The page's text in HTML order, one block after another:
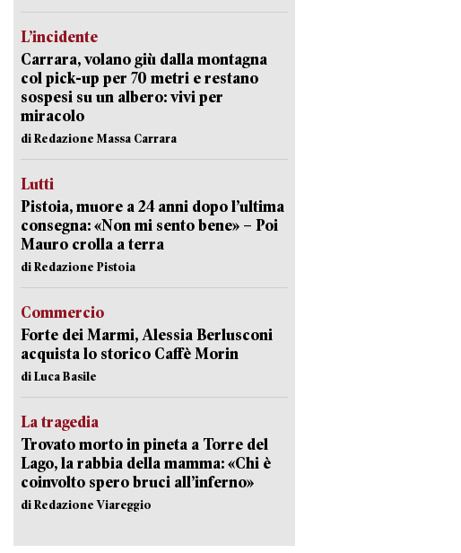
L’incidente
Carrara, volano giù dalla montagna
col pick-up per 70 metri e restano
sospesi su un albero: vivi per
miracolo
di Redazione Massa Carrara
Lutti
Pistoia, muore a 24 anni dopo l’ultima
consegna: «Non mi sento bene» – Poi
Mauro crolla a terra
di Redazione Pistoia
Commercio
Forte dei Marmi, Alessia Berlusconi
acquista lo storico Caffè Morin
di Luca Basile
La tragedia
Trovato morto in pineta a Torre del
Lago, la rabbia della mamma: «Chi è
coinvolto spero bruci all’inferno»
di Redazione Viareggio